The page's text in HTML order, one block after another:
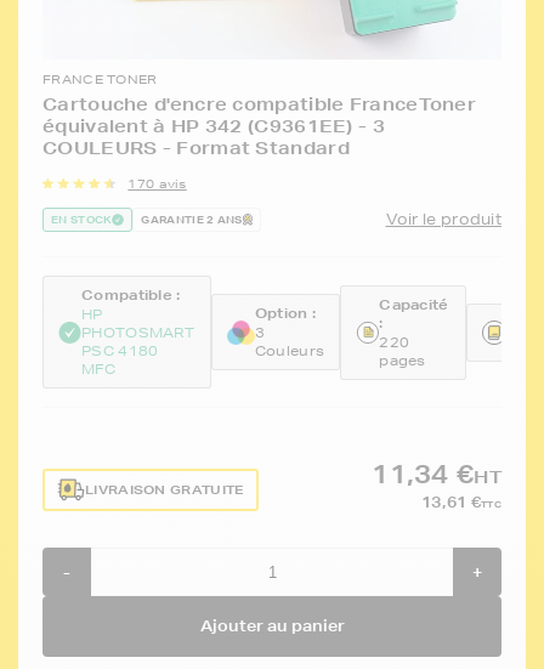
FRANCE TONER
Cartouche d'encre compatible FranceToner
équivalent à HP 342 (C9361EE) - 3
COULEURS - Format Standard
170 avis
EN STOCK GARANTIE 2 ANS Voir le produit
Compatible :
HP
PHOTOSMART
PSC 4180
MFC
Option :
3
Couleurs
Capacité
:
220
pages
LIVRAISON GRATUITE
11,34 €HT
13,61 €TTC
- +
Ajouter au panier